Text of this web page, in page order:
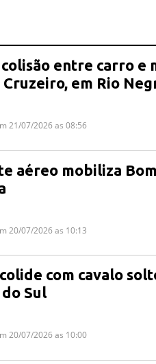
entre carro e
em Rio
21/07/2026 as 08:56
aéreo mobiliza
20/07/2026 as 10:13
com cavalo
Sul
20/07/2026 as 10:00